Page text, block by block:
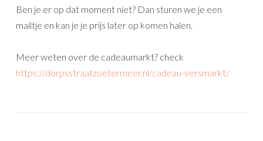
Ben je er op dat moment niet? Dan sturen we je een
mailtje en kan je je prijs later op komen halen.
Meer weten over de cadeaumarkt? check
https://dorpsstraatzoetermeer.nl/cadeau-versmarkt/